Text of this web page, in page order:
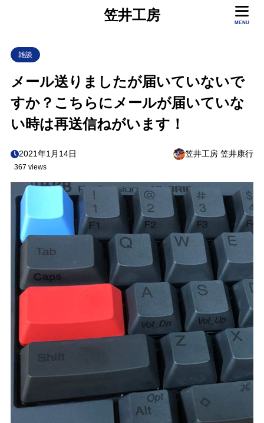
笠井工房 MENU
雑談
メール送りましたが届いていないで
すか？こちらにメールが届いていな
い時は再送信ねがいます！
2021年1月14日 笠井工房 笠井康行
367 views